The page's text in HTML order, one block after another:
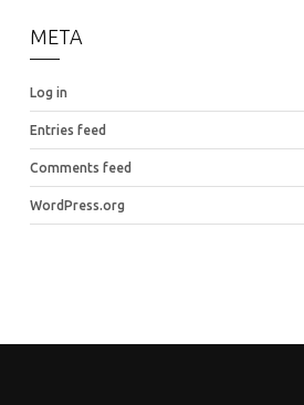
META
Log in
Entries feed
Comments feed
WordPress.org